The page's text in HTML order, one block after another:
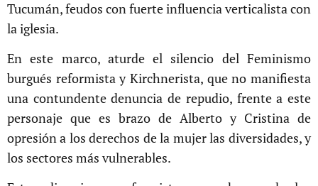
Tucumán, feudos con fuerte influencia verticalista con
la iglesia.
En este marco, aturde el silencio del Feminismo
burgués reformista y Kirchnerista, que no manifiesta
una contundente denuncia de repudio, frente a este
personaje que es brazo de Alberto y Cristina de
opresión a los derechos de la mujer las diversidades, y
los sectores más vulnerables.